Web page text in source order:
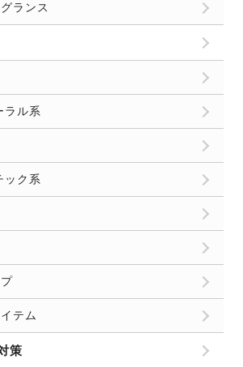
ランス
ラル系
ック系
テム
策